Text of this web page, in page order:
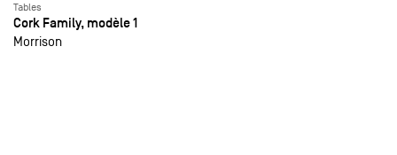
Tables
Cork Family, modèle 1
Morrison